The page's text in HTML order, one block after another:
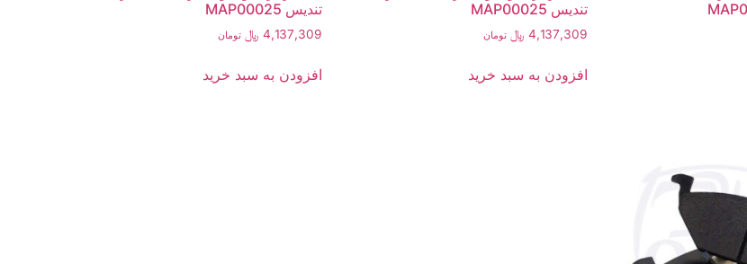
تندیس MAP00025
4,137,309 ﷼ تومان
افزودن به سبد خرید
تندیس MAP00025
4,137,309 ﷼ تومان
افزودن به سبد خرید